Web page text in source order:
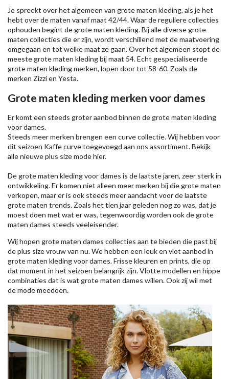
Je spreekt over het algemeen van grote maten kleding, als je het
hebt over de maten vanaf maat 42/44. Waar de reguliere collecties
ophouden begint de grote maten kleding. Bij alle diverse grote
maten collecties die er zijn, wordt verschillend met de maatvoering
omgegaan en tot welke maat ze gaan. Over het algemeen stopt de
meeste grote maten kleding bij maat 54. Echt gespecialiseerde
grote maten kleding merken, lopen door tot 58-60. Zoals de
merken Zizzien Yesta.
Grote maten kleding merken voor dames
Er komt een steeds groter aanbod binnen de grote maten kleding
voor dames.
Steeds meer merken brengen een curve collectie. Wij hebben voor
dit seizoen Kaffecurve toegevoegd aan ons assortiment. Bekijk
alle nieuweplus size modehier.
De grote maten kleding voor dames is de laatste jaren, zeer sterk in
ontwikkeling. Er komen niet alleen meer merken bij die grote maten
verkopen, maar er is ook steeds meer aandacht voor de laatste
grote maten trends. Zoals het tien jaar geleden nog zo was, dat je
moest doen met wat er was, tegenwoordig worden ook de grote
maten dames steeds veeleisender.
Wij hopen grote maten dames collecties aan te bieden die past bij
de plus size vrouw van nu. We hebben een leuk en vlot aanbod in
grote maten kleding voor dames. Frisse kleuren en prints, die op
dat moment in het seizoen belangrijk zijn. Vlotte modellen en hippe
combinaties dat is wat grote maten dames willen. Ook zij wil met
de mode meedoen.